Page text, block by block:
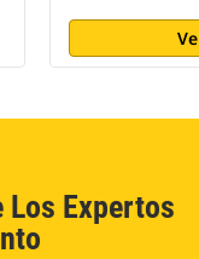
Los Expertos